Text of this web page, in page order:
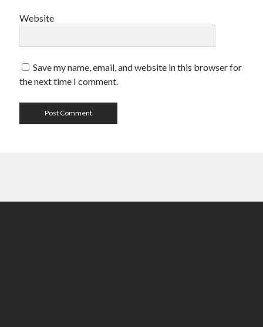
Website
Save my name, email, and website in this browser for
the next time I comment.